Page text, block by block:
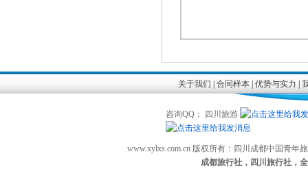
关于我们 合同样本| 优势与实力
咨询QQ： 四川旅游
www.xylxs.com.cn 版权所有：四川成都中国青
成都旅行社，四川旅行社，